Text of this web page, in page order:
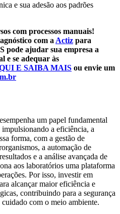
e sua adesão aos padrões
com processos manuais!
com a Actiz para
pode ajudar sua empresa a
e se adequar às
E SAIBA MAIS ou envie um
um papel fundamental
a eficiência, a
forma, com a gestão de
a automação de
e a análise avançada de
aos laboratórios uma plataforma
Por isso, investir em
alcançar maior eficiência e
contribuindo para a segurança
com o meio ambiente.